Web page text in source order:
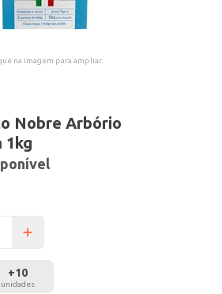
na imagem para ampliar.
Nobre Arbório
1kg
+10
unidades